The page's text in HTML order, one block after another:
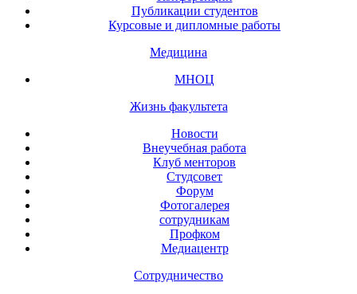
Публикации студентов
Курсовые и дипломные работы
Медицина
МНОЦ
Жизнь факультета
Новости
Внеучебная работа
Клуб менторов
Студсовет
Форум
Фотогалерея
сотрудникам
Профком
Медиацентр
Сотрудничество